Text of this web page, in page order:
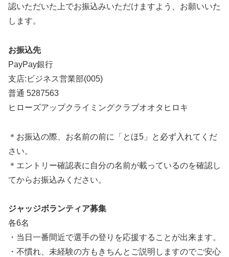
認いただいた上でお振込みいただけますよう、お願いいた
します。
お振込先
PayPay銀行
支店:ビジネス営業部(005)
普通 5287563
ヒローズアップクライミングクラブオオタヒロキ
＊お振込の際、お名前の前に「とほ5」と必ず入れてくだ
さい。
＊エントリー確認表に自分の名前が載っているのを確認し
てからお振込みください。
ジャッジボランティア募集
各6名
・当日一番間近で選手の登りを応援することが出来ます。
・不慣れ、未経験の方もきちんとご説明しますのでご安心